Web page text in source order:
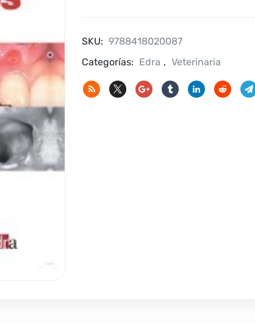
SKU: 9788418020087
Categorías: Edra , Veterinaria